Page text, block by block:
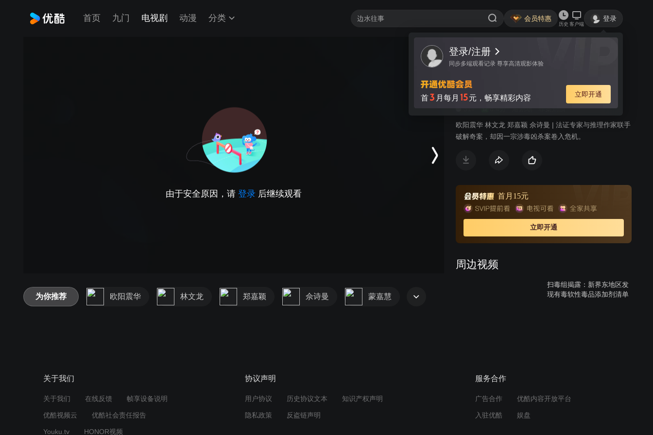
首页 九门 电视剧 动漫 分类 会员特惠
历史 客户端
登录
登录/注册
同步多端观看记录 尊享高清观影体验
首3 月每月 15元，畅享精彩内容 立即开通
由于安全原因，请 登录 后继续观看
视频 讨论
法证先锋II
港剧场 罪案刑侦
欧阳震华 林文龙 郑嘉颖 佘诗曼 | 法证专家与推理作家联手
破解奇案，却因一宗涉毒凶杀案卷入危机。
首月15元
立即开通
周边视频
扫毒组揭露：新界东地区发
现有毒软性毒品添加剂清单
与期许成为最大荣耀
为你推荐 欧阳震华 林文龙 郑嘉颖 佘诗曼 蒙嘉慧
关于我们
关于我们 在线反馈 帧享设备说明
优酷视频云 优酷社会责任报告
Youku.tv HONOR视频
协议声明
用户协议 历史协议文本 知识产权声明
隐私政策 反盗链声明
服务合作
广告合作 优酷内容开放平台
入驻优酷 娱盘